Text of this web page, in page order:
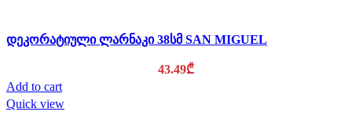
დეკორატიული ლარნაკი 38სმ SAN MIGUEL
43.49₾
Add to cart
Quick view